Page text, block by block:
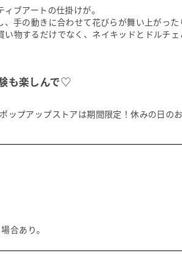
ブアートの仕掛けが。
手の動きに合わせて花びらが舞い上がった
物するだけでなく、ネイキッドとドルチ
も楽しんで♡
ップアップストアは期間限定！休みの日の
合あり。